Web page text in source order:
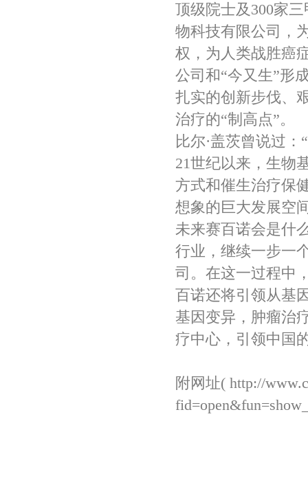
顶级院士及300家
物科技有限公司，
权，为人类战胜癌
公司和“今又生”形
扎实的创新步伐、
治疗的“制高点”。
比尔·盖茨曾说过
21世纪以来，生物
方式和催生治疗保
想象的巨大发展空
未来赛百诺会是什
行业，继续一步一
司。在这一过程中
百诺还将引领从基
基因变异，肿瘤治
疗中心，引领中国
附网址( http://